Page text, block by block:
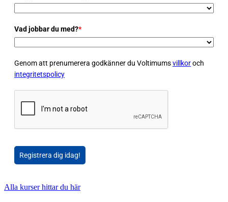
Vad jobbar du med?*
Genom att prenumerera godkänner du Voltimumsvillkoroch
integritetspolicy
Registrera dig idag!
Alla kurser hittar du här